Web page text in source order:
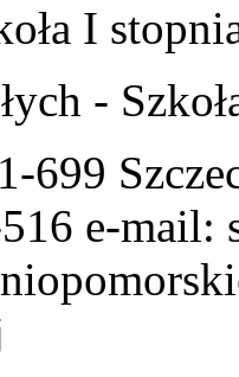
I
-
699
e-mail: